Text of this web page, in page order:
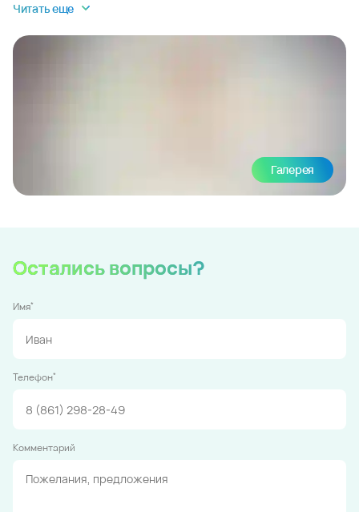
Читать еще
Галерея
Остались вопросы?
Имя*
Телефон*
Комментарий